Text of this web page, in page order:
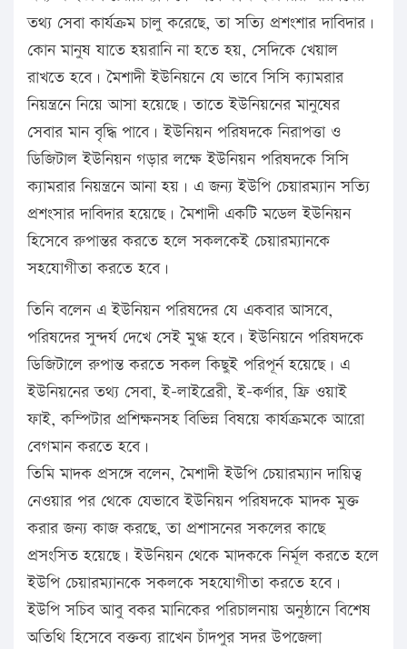
তথ্য সেবা কার্যক্রম চালু করেছে, তা সত্যি প্রশংশার দাবিদার।
কোন মানুষ যাতে হয়রানি না হতে হয়, সেদিকে খেয়াল
রাখতে হবে। মৈশাদী ইউনিয়নে যে ভাবে সিসি ক্যামরার
নিয়ন্ত্রনে নিয়ে আসা হয়েছে। তাতে ইউনিয়নের মানুষের
সেবার মান বৃদ্ধি পাবে। ইউনিয়ন পরিষদকে নিরাপত্তা ও
ডিজিটাল ইউনিয়ন গড়ার লক্ষে ইউনিয়ন পরিষদকে সিসি
ক্যামরার নিয়ন্ত্রনে আনা হয়। এ জন্য ইউপি চেয়ারম্যান সত্যি
প্রশংসার দাবিদার হয়েছে। মৈশাদী একটি মডেল ইউনিয়ন
হিসেবে রুপান্তর করতে হলে সকলকেই চেয়ারম্যানকে
সহযোগীতা করতে হবে।
তিনি বলেন এ ইউনিয়ন পরিষদের যে একবার আসবে,
পরিষদের সুন্দর্য দেখে সেই মুগ্ধ হবে। ইউনিয়নে পরিষদকে
ডিজিটালে রুপান্ত করতে সকল কিছুই পরিপূর্ন হয়েছে। এ
ইউনিয়নের তথ্য সেবা, ই-লাইব্রেরী, ই-কর্ণার, ফ্রি ওয়াই
ফাই, কম্পিটার প্রশিক্ষনসহ বিভিন্ন বিষয়ে কার্যক্রমকে আরো
বেগমান করতে হবে।
তিমি মাদক প্রসঙ্গে বলেন, মৈশাদী ইউপি চেয়ারম্যান দায়িত্ব
নেওয়ার পর থেকে যেভাবে ইউনিয়ন পরিষদকে মাদক মুক্ত
করার জন্য কাজ করছে, তা প্রশাসনের সকলের কাছে
প্রসংসিত হয়েছে। ইউনিয়ন থেকে মাদককে নির্মূল করতে হলে
ইউপি চেয়ারম্যানকে সকলকে সহযোগীতা করতে হবে।
ইউপি সচিব আবু বকর মানিকের পরিচালনায় অনুষ্ঠানে বিশেষ
অতিথি হিসেবে বক্তব্য রাখেন চাঁদপুর সদর উপজেলা